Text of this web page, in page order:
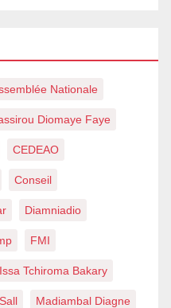
Nationale
Diomaye Faye
CEDEAO
Conseil
Diamniadio
FMI
Issa Tchiroma Bakary
Madiambal Diagne